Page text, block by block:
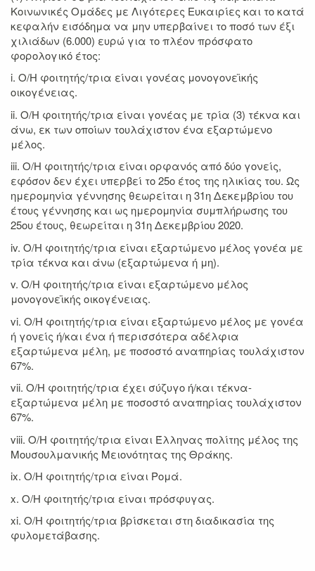
Κοινωνικές Ομάδες με Λιγότερες Ευκαιρίες και το κατά
κεφαλήν εισόδημα να μην υπερβαίνει το ποσό των έξι
χιλιάδων (6.000) ευρώ για το πλέον πρόσφατο
φορολογικό έτος:
i. Ο/Η φοιτητής/τρια είναι γονέας μονογονεϊκής
οικογένειας.
ii. Ο/Η φοιτητής/τρια είναι γονέας με τρία (3) τέκνα και
άνω, εκ των οποίων τουλάχιστον ένα εξαρτώμενο
μέλος.
iii. Ο/Η φοιτητής/τρια είναι ορφανός από δύο γονείς,
εφόσον δεν έχει υπερβεί το 25ο έτος της ηλικίας του. Ως
ημερομηνία γέννησης θεωρείται η 31η Δεκεμβρίου του
έτους γέννησης και ως ημερομηνία συμπλήρωσης του
25ου έτους, θεωρείται η 31η Δεκεμβρίου 2020.
iv. Ο/Η φοιτητής/τρια είναι εξαρτώμενο μέλος γονέα με
τρία τέκνα και άνω (εξαρτώμενα ή μη).
v. Ο/Η φοιτητής/τρια είναι εξαρτώμενο μέλος
μονογονεϊκής οικογένειας.
vi. Ο/Η φοιτητής/τρια είναι εξαρτώμενο μέλος με γονέα
ή γονείς ή/και ένα ή περισσότερα αδέλφια
εξαρτώμενα μέλη, με ποσοστό αναπηρίας τουλάχιστον
67%.
vii. Ο/Η φοιτητής/τρια έχει σύζυγο ή/και τέκνα-
εξαρτώμενα μέλη με ποσοστό αναπηρίας τουλάχιστον
67%.
viii. Ο/Η φοιτητής/τρια είναι Έλληνας πολίτης μέλος της
Μουσουλμανικής Μειονότητας της Θράκης.
ix. Ο/Η φοιτητής/τρια είναι Ρομά.
x. Ο/Η φοιτητής/τρια είναι πρόσφυγας.
xi. Ο/Η φοιτητής/τρια βρίσκεται στη διαδικασία της
φυλομετάβασης.